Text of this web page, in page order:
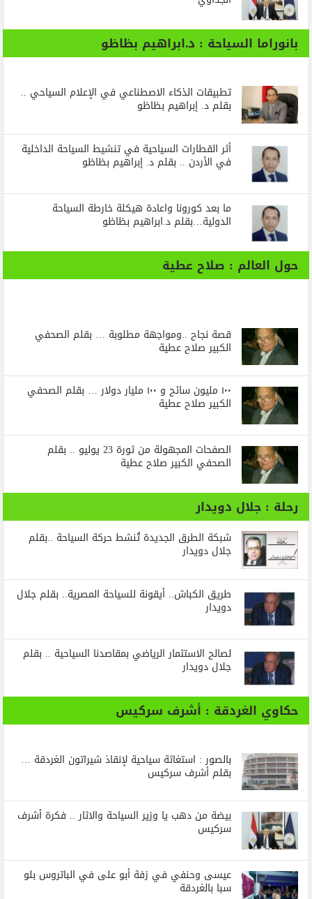
بانوراما السياحة : د.ابراهيم بظاظو
تطبيقات الذكاء الاصطناعي في الإعلام السياحي ..
بقلم د. إبراهيم بظاظو
أثر القطارات السياحية في تنشيط السياحة الداخلية
في الأردن .. بقلم د. إبراهيم بظاظو
ما بعد كورونا واعادة هيكلة خارطة السياحة
الدولية…بقلم د.ابراهيم بظاظو
حول العالم : صلاح عطية
قصة نجاح ..ومواجهة مطلوبة … بقلم الصحفي
الكبير صلاح عطية
١٠٠ مليون سائح و ١٠٠ مليار دولار … بقلم الصحفي
الكبير صلاح عطية
الصفحات المجهولة من ثورة 23 يوليو .. بقلم
الصحفي الكبير صلاح عطية
رحلة : جلال دويدار
شبكة الطرق الجديدة تُنشط حركة السياحة ..بقلم
جلال دويدار
طريق الكباش.. أيقونة للسياحة المصرية.. بقلم جلال
دويدار
لصالح الاستثمار الرياضي بمقاصدنا السياحية .. بقلم
جلال دويدار
حكاوي الغردقة : أشرف سركيس
بالصور : استغاثة سياحية لإنقاذ شيراتون الغردقة …
بقلم أشرف سركيس
بيضة من دهب يا وزير السياحة والاثار .. فكرة أشرف
سركيس
عيسى وحنفي في زفة أبو على في الباتروس بلو
سبا بالغردقة